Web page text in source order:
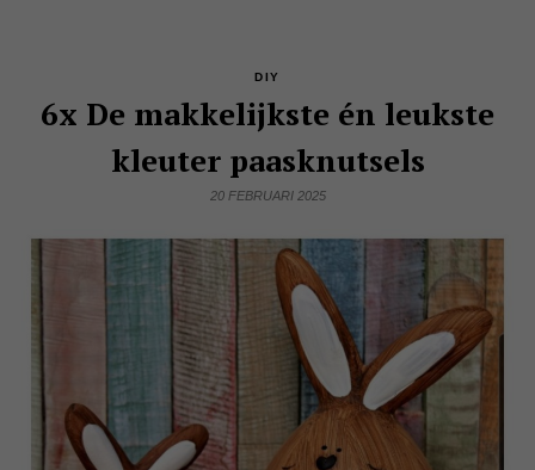
DIY
6x De makkelijkste én leukste
kleuter paasknutsels
20 FEBRUARI 2025